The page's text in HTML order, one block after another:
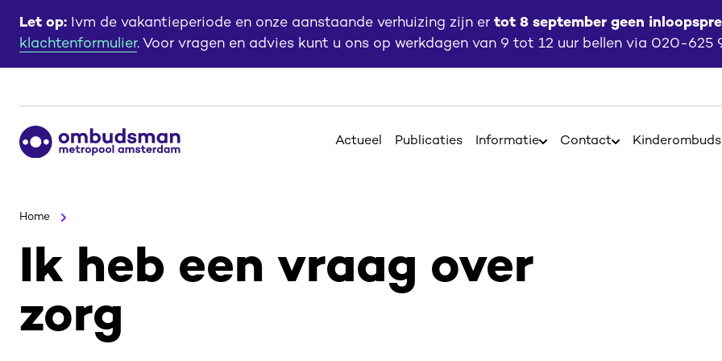
Let op: Ivm de vakantieperiode en onze aanstaande verhuizing zijn er tot 8 september geen
klachtenformulier. Voor vragen en advies kunt u ons op werkdagen van 9 tot 12 uur bellen via 020-625
naar
content
naar
footer
Ga
naar
Actueel Publicaties Informatie OpenContact Open
Home
Ik heb een vraag over
zorg